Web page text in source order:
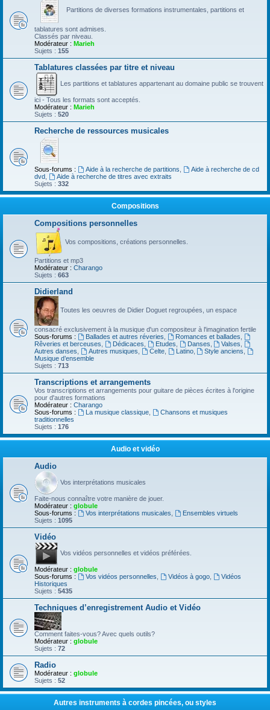
Partitions de diverses formations instrumentales, partitions et
tablatures sont admises.
Classés par niveau.
Modérateur : Marieh
Sujets : 155
Tablatures classées par titre et niveau
Les partitions et tablatures appartenant au domaine public se trouvent
ici - Tous les formats sont acceptés.
Modérateur : Marieh
Sujets : 520
Recherche de ressources musicales
Sous-forums : Aide à la recherche de partitions
Aide à recherche de cd
dvd
Aide à recherche de titres avec extraits
Sujets : 332
Compositions
Compositions personnelles
Vos compositions, créations personnelles.
Partitions et mp3
Modérateur : Charango
Sujets : 663
Didierland
Toutes les oeuvres de Didier Doguet regroupées, un espace
consacré exclusivement à la musique d'un compositeur à l'imagination fertile
Sous-forums :
Ballades et autres réveries Romances et ballades
Rêveries et berceuses
Dédicaces Etudes Danses Valses
Autres danses
Autres musiques Celte, Latino, Style anciens
Musique d’ensemble
Sujets : 713
Transcriptions et arrangements
Vos transcriptions et arrangements pour guitare de pièces écrites à l'origine
pour d'autres formations
Modérateur : Charango
Sous-forums :
La musique classique,
Chansons et musiques
traditionnelles
Sujets : 176
Audio et vidéo
Audio
Vos interprétations musicales
Faite-nous connaître votre manière de jouer.
Modérateur : globule
Sous-forums :
Vos interprétations musicales
Ensembles virtuels
Sujets : 1095
Vidéo
Vos vidéos personnelles et vidéos préférées.
Modérateur : globule
Sous-forums :
Vos vidéos personnelles Vidéos à gogo,
Vidéos
Historiques
Sujets : 5435
Techniques d’enregistrement Audio et Vidéo
Comment faites-vous? Avec quels outils?
Modérateur : globule
Sujets : 72
Radio
Modérateur : globule
Sujets : 52
Autres instruments à cordes pincées, ou styles